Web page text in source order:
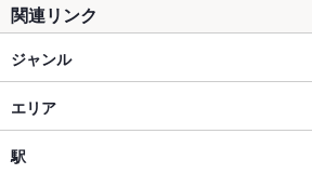
ソファー なし
テラス席 なし
貸切 貸切不可
関連リンク
ジャンル
居酒屋
海鮮
エリア
立川
駅